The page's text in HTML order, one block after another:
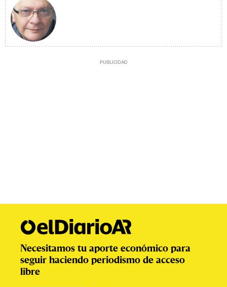
Necesitamos tu aporte económico para
seguir haciendo periodismo de acceso
libre